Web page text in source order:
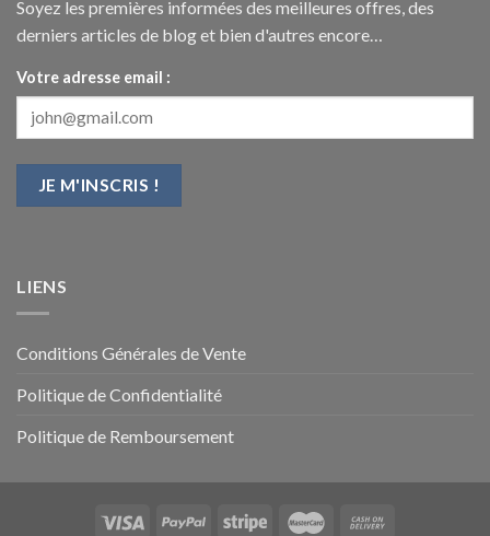
Soyez les premières informées des meilleures offres, des
derniers articles de blog et bien d'autres encore…
Votre adresse email :
LIENS
Conditions Générales de Vente
Politique de Confidentialité
Politique de Remboursement